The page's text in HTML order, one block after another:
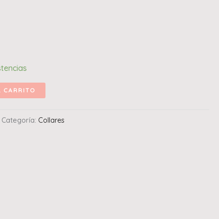
CARRITO
Categoría: Collares